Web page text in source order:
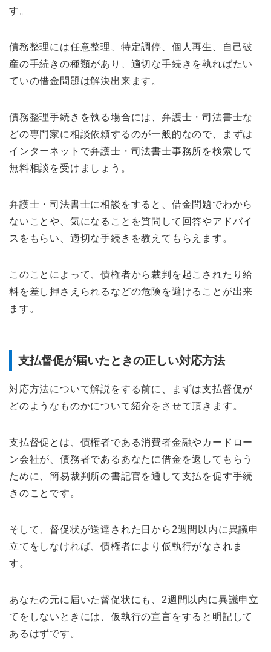
す。
債務整理には任意整理、特定調停、個人再生、自己破
産の手続きの種類があり、適切な手続きを執ればたい
ていの借金問題は解決出来ます。
債務整理手続きを執る場合には、弁護士・司法書士な
どの専門家に相談依頼するのが一般的なので、まずは
インターネットで弁護士・司法書士事務所を検索して
無料相談を受けましょう。
弁護士・司法書士に相談をすると、借金問題でわから
ないことや、気になることを質問して回答やアドバイ
スをもらい、適切な手続きを教えてもらえます。
このことによって、債権者から裁判を起こされたり給
料を差し押さえられるなどの危険を避けることが出来
ます。
支払督促が届いたときの正しい対応方法
対応方法について解説をする前に、まずは支払督促が
どのようなものかについて紹介をさせて頂きます。
支払督促とは、債権者である消費者金融やカードロー
ン会社が、債務者であるあなたに借金を返してもらう
ために、簡易裁判所の書記官を通して支払を促す手続
きのことです。
そして、督促状が送達された日から2週間以内に異議申
立てをしなければ、債権者により仮執行がなされま
す。
あなたの元に届いた督促状にも、2週間以内に異議申立
てをしないときには、仮執行の宣言をすると明記して
あるはずです。